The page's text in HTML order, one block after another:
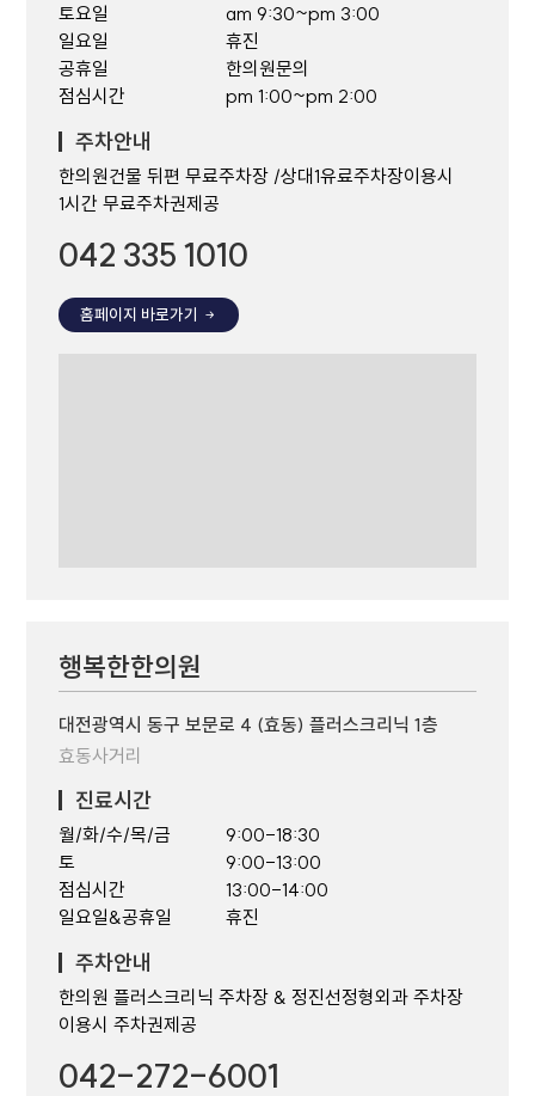
토요일
일요일
공휴일
점심시간
am 9:30~pm 3:00
휴진
한의원문의
pm 1:00~pm 2:00
주차안내
한의원건물 뒤편 무료주차장 /상대1유료주차장이용시
1시간 무료주차권제공
042 335 1010
홈페이지 바로가기
행복한한의원
대전광역시 동구 보문로 4 (효동) 플러스크리닉 1층
효동사거리
진료시간
월/화/수/목/금
토
점심시간
일요일&공휴일
9:00-18:30
9:00-13:00
13:00-14:00
휴진
주차안내
한의원 플러스크리닉 주차장 & 정진선정형외과 주차장
이용시 주차권제공
042-272-6001